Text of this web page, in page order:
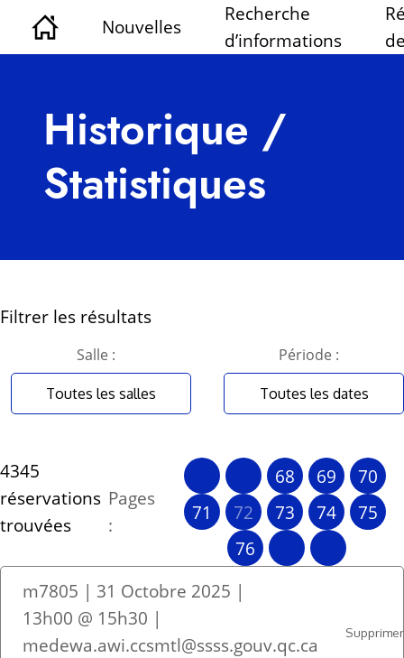
Nouvelles
Recherche
d’informations
Historique /
Statistiques
Filtrer les résultats
Salle :
Toutes les salles
Période :
Toutes les dates
4345
réservations
trouvées
Pages
:
68 69
70
71
72 73 74
75
76
m7805 | 31 Octobre 2025 |
13h00 @ 15h30 |
medewa.awi.ccsmtl@ssss.gouv.qc.ca
Supprimer